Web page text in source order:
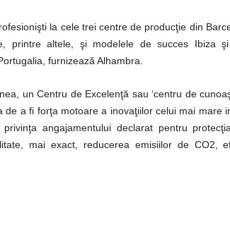
la cele trei centre de producţie din
printre altele, şi modelele de succes Ibiza
furnizează Alhambra.
un Centru de Excelenţă sau ‘centru de
a fi forţa motoare a inovaţiilor celui mai mare
angajamentului declarat pentru
mai exact, reducerea emisiilor de CO2,